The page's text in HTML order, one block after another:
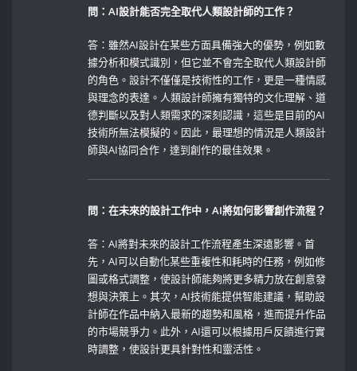
問：AI設計能否完全取代人類設計師的工作？
答：雖然AI設計在某些方面具備強大的優勢，例如數
據分析和模式識別，但它並不會完全取代人類設計師
的角色。設計不僅僅是技術性的工作，更是一種情感
與理念的表達。人類設計師擁有獨特的文化理解、道
德判斷以及對人類需求的深刻認識，這些是目前的AI
技術所無法模擬的。因此，最理想的情況是人類設計
師與AI協同合作，達到創作的最佳效果。
問：在未來的設計工作中，AI將如何影響創作流程？
答：AI將對未來的設計工作流程產生深遠影響。首
先，AI可以自動化某些重複性和耗時的任務，例如修
圖或格式調整，使設計師能夠將更多精力放在創意發
想與決策上。其次，AI技術能提供智能建議，幫助設
計師在作品中納入最新的趨勢和風格，進而提升作品
的市場競爭力。此外，AI還可以根據用戶反饋進行實
時調整，使設計更具針對性和靈活性。